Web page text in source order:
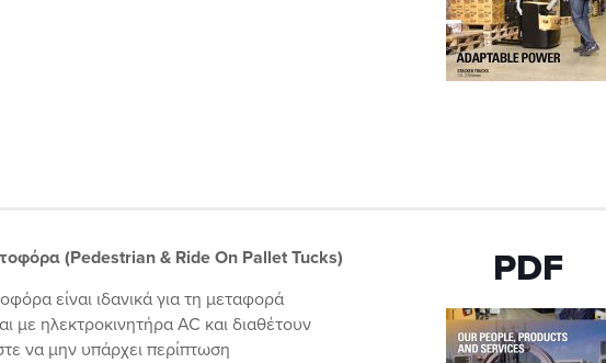
(Pedestrian & Ride On Pallet Tucks)
είναι ιδανικά για τη μεταφορά
με ηλεκτροκινητήρα AC και διαθέτουν
να μην υπάρχει περίπτωση
PDF